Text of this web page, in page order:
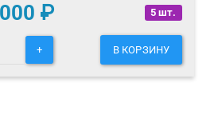
5 шт.
₽
+ В КОРЗИНУ